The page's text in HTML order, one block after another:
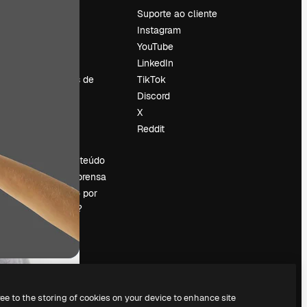
Tendências de
Vender conteúdo
Sala de imprensa
Procurando por
magnific.ai?
Suporte ao cliente
Instagram
YouTube
LinkedIn
TikTok
Discord
X
Reddit
to the storing of cookies on your device to enhance site